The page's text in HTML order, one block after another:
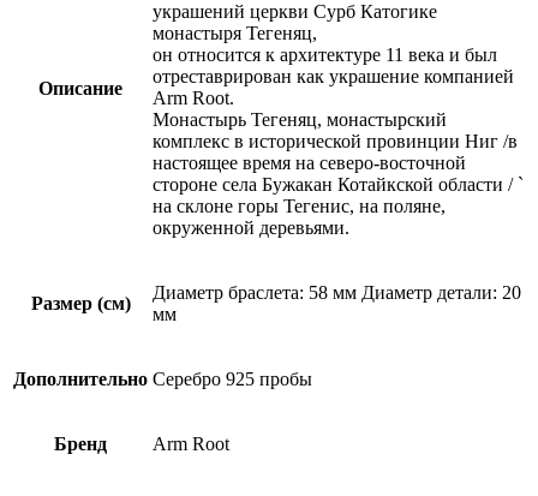
Описание
украшений церкви Сурб Катогике
монастыря Тегеняц,
он относится к архитектуре 11 века и был
отреставрирован как украшение компанией
Arm Root.
Монастырь Тегеняц, монастырский
комплекс в исторической провинции Ниг /в
настоящее время на северо-восточной
стороне села Бужакан Котайкской области / `
на склоне горы Тегенис, на поляне,
окруженной деревьями.
Размер (см)
Диаметр браслета: 58 мм Диаметр детали: 20
мм
Дополнительно Серебро 925 пробы
Бренд Arm Root